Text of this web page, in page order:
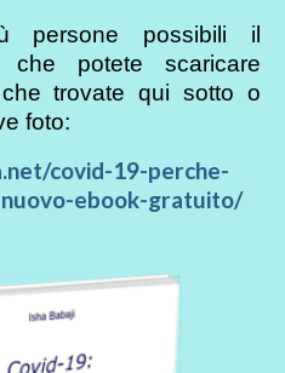
persone possibili il
che potete scaricare
trovate qui sotto o
foto:
covid-19-perche-
ebook-gratuito/